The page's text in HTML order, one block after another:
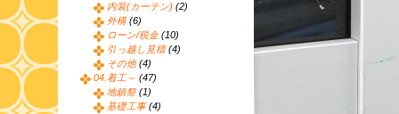
内装(カーテン) (2)
外構(6)
ローン/税金(10)
引っ越し見積(4)
その他 (4)
04.着工～ (47)
地鎮祭 (1)
基礎工事(4)